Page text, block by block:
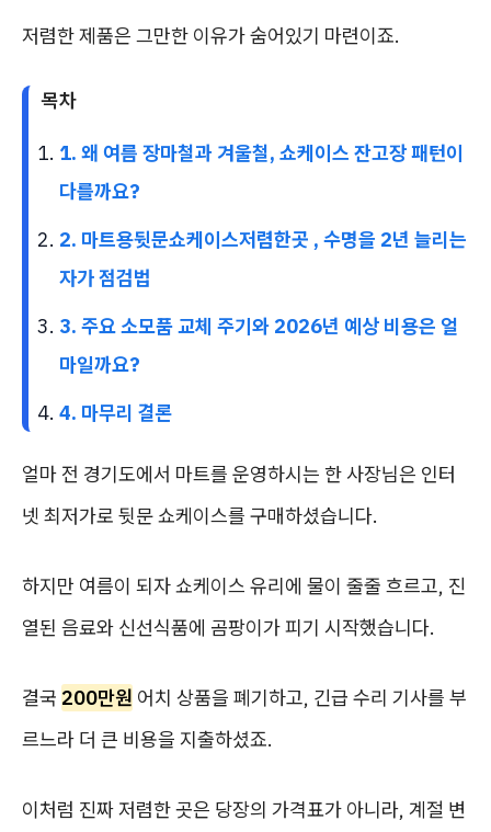
저렴한 제품은 그만한 이유가 숨어있기 마련이죠.
목차
1. 왜 여름 장마철과 겨울철, 쇼케이스 잔고장 패턴이
다를까요?
2. 마트용뒷문쇼케이스저렴한곳 , 수명을 2년 늘리는
자가 점검법
3. 주요 소모품 교체 주기와 2026년 예상 비용은 얼
마일까요?
4. 마무리 결론
얼마 전 경기도에서 마트를 운영하시는 한 사장님은 인터
넷 최저가로 뒷문 쇼케이스를 구매하셨습니다.
하지만 여름이 되자 쇼케이스 유리에 물이 줄줄 흐르고, 진
열된 음료와 신선식품에 곰팡이가 피기 시작했습니다.
결국 200만원 어치 상품을 폐기하고, 긴급 수리 기사를 부
르느라 더 큰 비용을 지출하셨죠.
이처럼 진짜 저렴한 곳은 당장의 가격표가 아니라, 계절 변